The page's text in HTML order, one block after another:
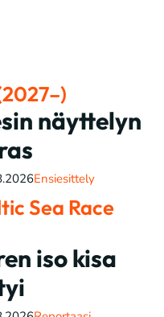
näyttelyn
Ensiesittely
Sea Race
iso kisa